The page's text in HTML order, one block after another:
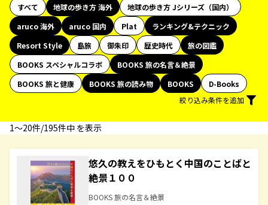
すべて 地球の歩き方 海外
地球の歩き方 Jシリーズ（国内）
aruco 海外
aruco 国内 Plat
ランキング&テクニック
Resort Style
島旅 御朱印 歴史時代
旅の図鑑
BOOKS スペシャルコラボ
BOOKS 旅の名言＆絶景
BOOKS 旅と健康
BOOKS 旅の読み物 BOOKS
D-Books
絞り込み条件を追加
1〜20件/195件中 を表示
悠久の教えをひもとく中国のことばと
絶景１００
BOOKS 旅の名言＆絶景